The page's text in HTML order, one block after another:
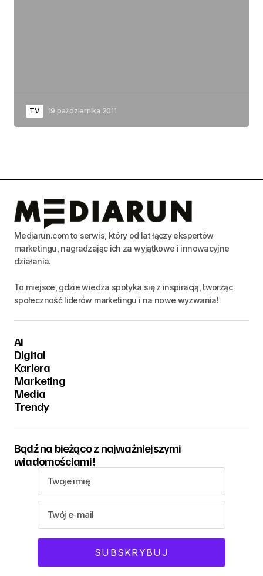
TV 19 października 2011
Mediarun.com to serwis, który od lat łączy ekspertów
marketingu, nagradzając ich za wyjątkowe i innowacyjne
działania.
To miejsce, gdzie wiedza spotyka się z inspiracją, tworząc
społeczność liderów marketingu i na nowe wyzwania!
AI
Digital
Kariera
Marketing
Media
Trendy
Bądź na bieżąco z najważniejszymi
wiadomościami!